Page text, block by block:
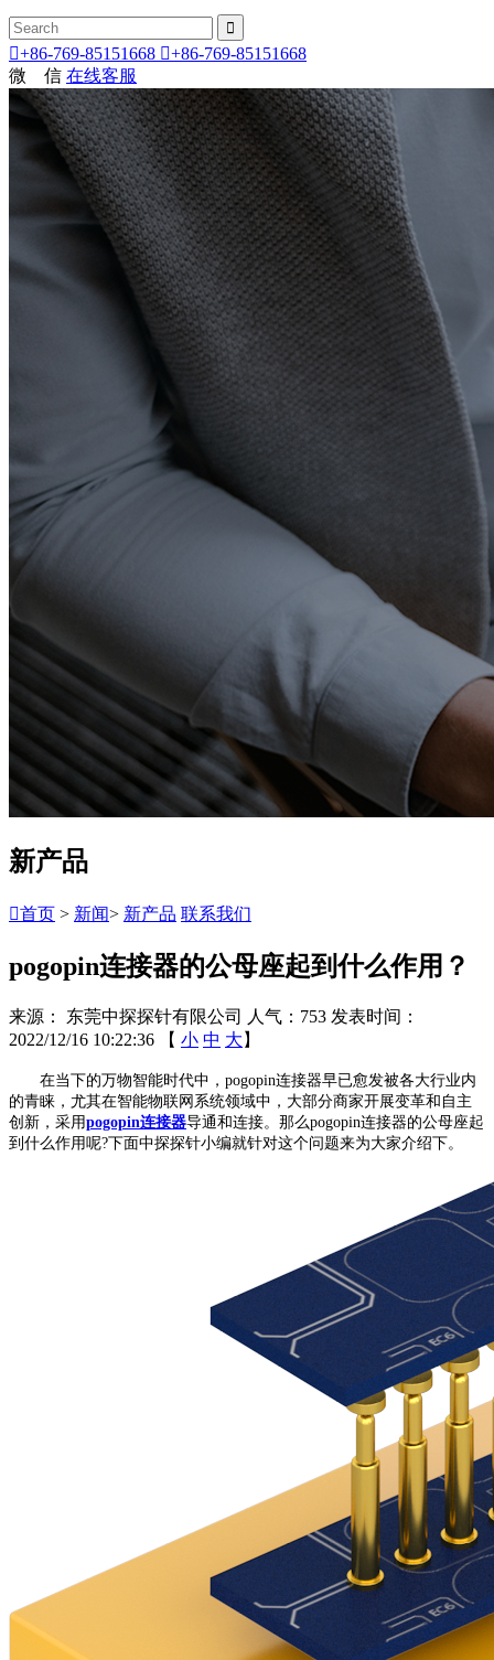

+86-769-85151668 +86-769-85151668
微 信 在线客服
新产品
首页 > 新闻> 新产品 联系我们
pogopin连接器的公母座起到什么作用？
来源： 东莞中探探针有限公司 人气：753 发表时间：
2022/12/16 10:22:36
【 小 中 大 】
在当下的万物智能时代中，pogopin连接器早已愈发被各大行业内
的青睐，尤其在智能物联网系统领域中，大部分商家开展变革和自主
创新，采用pogopin连接器导通和连接。那么pogopin连接器的公母座起
到什么作用呢?下面中探探针小编就针对这个问题来为大家介绍下。